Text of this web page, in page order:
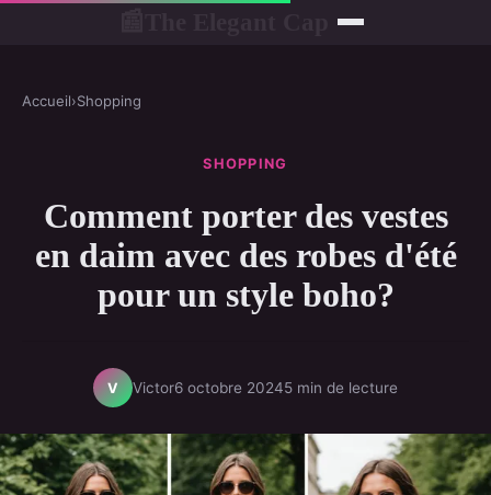
Accueil›Shopping
SHOPPING
Comment porter des vestes
en daim avec des robes d'été
pour un style boho?
V Victor6 octobre 20245 min de lecture